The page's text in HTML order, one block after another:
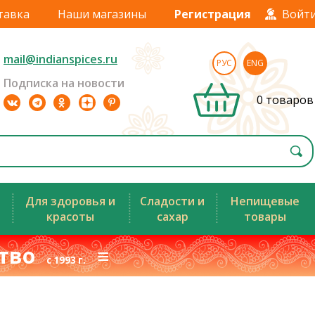
Наши магазины Регистрация
mail@indianspices.ru
Подписка на новости
РУС ENG
0 товаров
Для здоровья и
красоты
Сладости и
сахар
Непищевые
товары
с 1993 г.≡